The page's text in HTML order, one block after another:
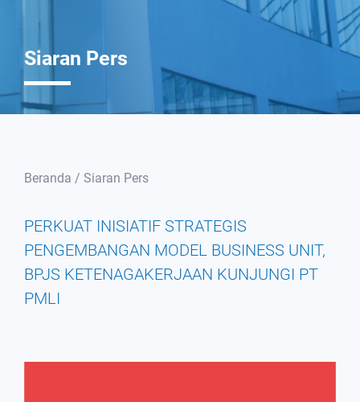
Siaran Pers
Beranda / Siaran Pers
PERKUAT INISIATIF STRATEGIS
PENGEMBANGAN MODEL BUSINESS UNIT,
BPJS KETENAGAKERJAAN KUNJUNGI PT
PMLI